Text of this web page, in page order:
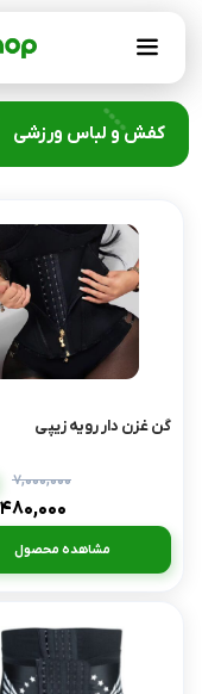
کفش و لباس ورزشی
گن غزن دار رویه زیپی
۷,۰۰۰,۰۰۰
مشاهده محصول